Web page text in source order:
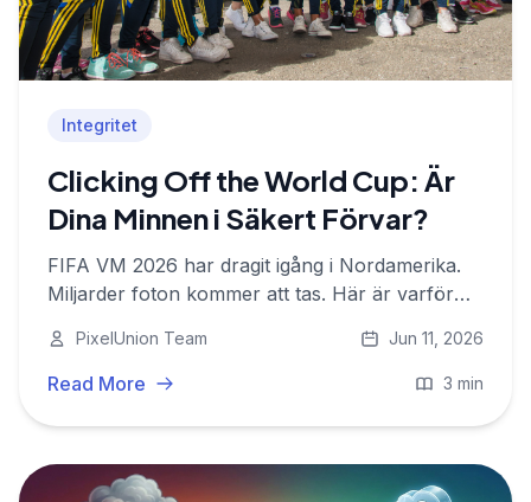
Integritet
Clicking Off the World Cup: Är
Dina Minnen i Säkert Förvar?
FIFA VM 2026 har dragit igång i Nordamerika.
Miljarder foton kommer att tas. Här är varför
säkert.
PixelUnion Team Jun 11, 2026
Read More 3 min